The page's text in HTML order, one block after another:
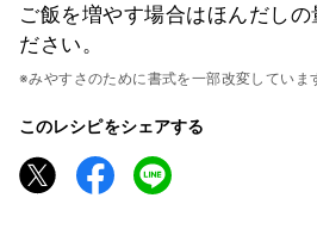
ご飯を増やす場合はほんだしの
ださい。
※みやすさのために書式を一部改変していま
このレシピをシェアする